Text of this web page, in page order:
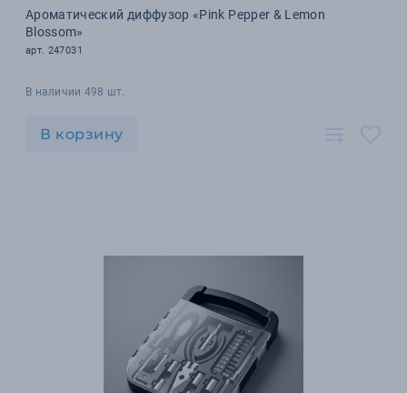
Ароматический диффузор «Pink Pepper & Lemon
Blossom»
арт. 247031
В наличии 498 шт.
В корзину